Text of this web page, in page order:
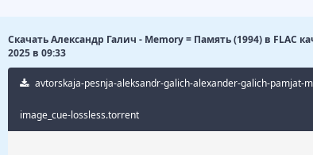
Скачать Александр Галич - Memory = Память (1994) в FLAC
2025 в 09:33
avtorskaja-pesnja-aleksandr-galich-alexander-galich-pamjat-
image_cue-lossless.torrent